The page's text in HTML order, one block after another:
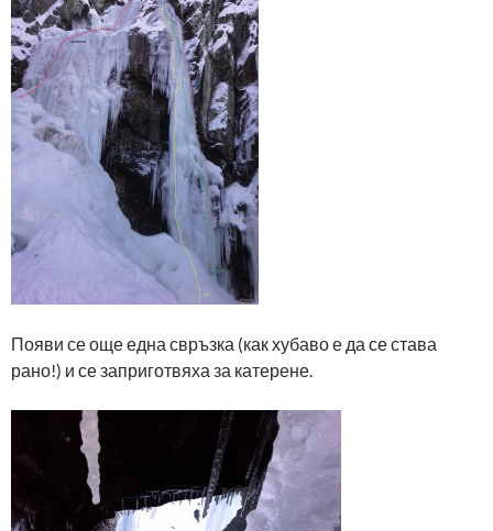
Появи се още една свръзка (как хубаво е да се става
рано!) и се заприготвяха за катерене.